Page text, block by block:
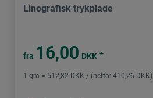
Linografisk trykplade
fra 16,00 DKK *
1 qm = 512,82 DKK / (netto: 410,26 DKK)